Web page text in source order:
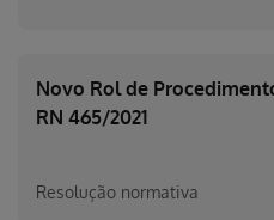
Novo Rol de
RN 465/2021
Resolução normativa